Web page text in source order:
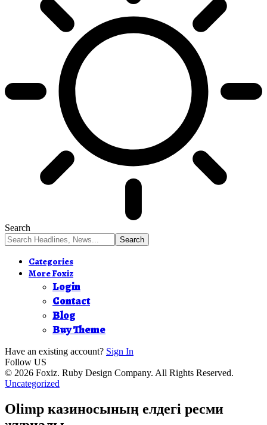
Search
Categories
More Foxiz
Login
Contact
Blog
Buy Theme
Have an existing account? Sign In
Follow US
© 2026 Foxiz. Ruby Design Company. All Rights Reserved.
Uncategorized
Olimp казиносының елдегі ресми